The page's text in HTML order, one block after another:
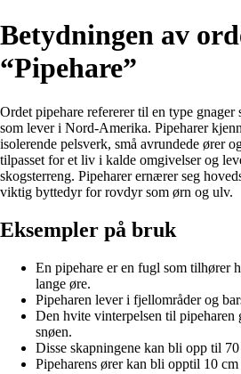
Betydningen av
“Pipehare”
Ordet pipehare refererer til en type
som lever i Nord-Amerika. Pipeharer
isolerende pelsverk, små avrundede ører
tilpasset for et liv i kalde omgivelser og
skogsterreng. Pipeharer ernærer seg
viktig byttedyr for rovdyr som ørn og ulv.
Eksempler på bruk
En pipehare er en fugl som tilhører
lange øre.
Pipeharen lever i fjellområder og
Den hvite vinterpelsen til
snøen.
Disse skapningene kan bli opp til
Pipeharens ører kan bli opptil 10 cm